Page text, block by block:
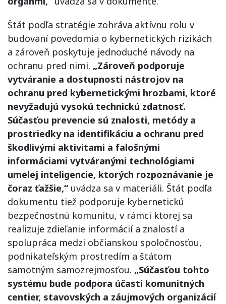
Štát podľa stratégie zohráva aktívnu rolu v
budovaní povedomia o kybernetických rizikách
a zároveň poskytuje jednoduché návody na
ochranu pred nimi. „Zároveň podporuje
vytváranie a dostupnosti nástrojov na
ochranu pred kybernetickými hrozbami, ktoré
nevyžadujú vysokú technickú zdatnosť.
Súčasťou prevencie sú znalosti, metódy a
prostriedky na identifikáciu a ochranu pred
škodlivými aktivitami a falošnými
informáciami vytváranými technológiami
umelej inteligencie, ktorých rozpoznávanie je
čoraz ťažšie,“ uvádza sa v materiáli. Štát podľa
dokumentu tiež podporuje kybernetickú
bezpečnostnú komunitu, v rámci ktorej sa
realizuje zdieľanie informácií a znalostí a
spolupráca medzi občianskou spoločnosťou,
podnikateľským prostredím a štátom
samotným samozrejmosťou. „Súčasťou tohto
systému bude podpora účasti komunitných
centier, stavovských a záujmových organizácií